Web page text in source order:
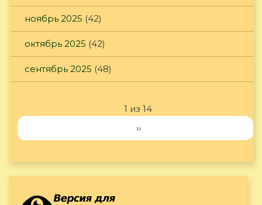
ноябрь 2025 (42)
октябрь 2025 (42)
сентябрь 2025 (48)
1 из 14
››